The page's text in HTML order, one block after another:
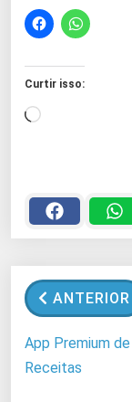
Curtir isso:
C
e
g
n
d
ANTERIOR
App Premium
Receitas